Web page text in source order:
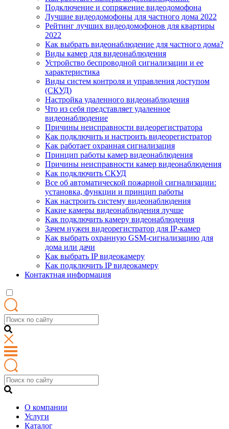
Подключение и сопряжение видеодомофона
Лучшие видеодомофоны для частного дома 2022
Рейтинг лучших видеодомофонов для квартиры
2022
Как выбрать видеонаблюдение для частного дома?
Виды камер для видеонаблюдения
Устройство беспроводной сигнализации и ее
характеристика
Виды систем контроля и управления доступом
(СКУД)
Настройка удаленного видеонаблюдения
Что из себя представляет удаленное
видеонаблюдение
Причины неисправности видеорегистратора
Как подключить и настроить видеорегистратор
Как работает охранная сигнализация
Принцип работы камер видеонаблюдения
Причины неисправности камер видеонаблюдения
Как подключить СКУД
Все об автоматической пожарной сигнализации:
установка, функции и принцип работы
Как настроить систему видеонаблюдения
Какие камеры видеонаблюдения лучше
Как подключить камеру видеонаблюдения
Зачем нужен видеорегистратор для IP-камер
Как выбрать охранную GSM-сигнализацию для
дома или дачи
Как выбрать IP видеокамеру
Как подключить IP видеокамеру
Контактная информация
О компании
Услуги
Каталог